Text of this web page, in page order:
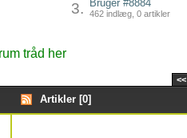
3. Bruger #8884
462 indlæg, 0 artikler
tråd her
<<
Artikler [0]